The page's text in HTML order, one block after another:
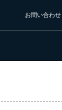
お問い合わせ